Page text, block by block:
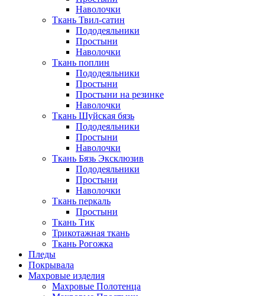
Наволочки
Ткань Твил-сатин
Пододеяльники
Простыни
Наволочки
Ткань поплин
Пододеяльники
Простыни
Простыни на резинке
Наволочки
Ткань Шуйская бязь
Пододеяльники
Простыни
Наволочки
Ткань Бязь Эксклюзив
Пододеяльники
Простыни
Наволочки
Ткань перкаль
Простыни
Ткань Тик
Трикотажная ткань
Ткань Рогожка
Пледы
Покрывала
Махровые изделия
Махровые Полотенца